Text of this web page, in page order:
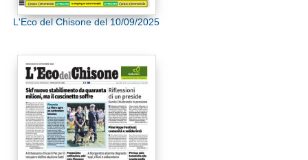
L'Eco del Chisone del 10/09/2025